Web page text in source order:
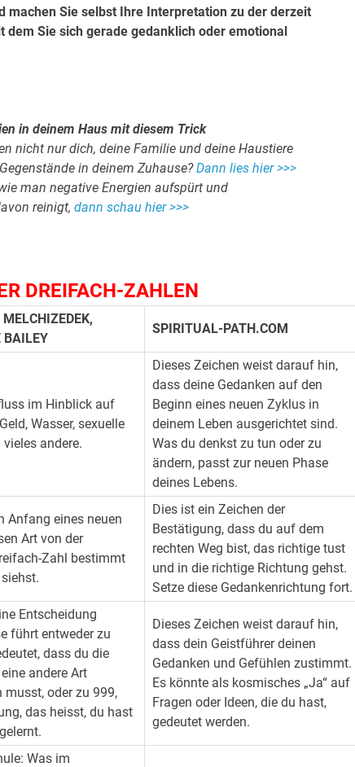
machen Sie selbst Ihre Interpretation zu der derzeit
Sie sich gerade gedanklich oder emotional
in deinem Haus mit diesem Trick
nicht nur dich, deine Familie und deine Haustiere
in deinem Zuhause?Dann lies hier >>>
man negative Energien aufspürt und
reinigt,dann schau hier >>>
DREIFACH-ZAHLEN
MELCHIZEDEK,
BAILEY
SPIRITUAL-PATH.COM
im Hinblick auf
Wasser, sexuelle
vieles andere.
Dieses Zeichen weist darauf hin,
dass deine Gedanken auf den
Beginn eines neuen Zyklus in
deinem Leben ausgerichtet sind.
Was du denkst zu tun oder zu
ändern, passt zur neuen Phase
deines Lebens.
Anfang eines neuen
Art von der
Zahl bestimmt
Dies ist ein Zeichen der
Bestätigung, dass du auf dem
rechten Weg bist, das richtige tust
und in die richtige Richtung gehst.
Setze diese Gedankenrichtung fort.
Entscheidung
führt entweder zu
dass du die
andere Art
musst, oder zu 999,
das heisst, du hast
Dieses Zeichen weist darauf hin,
dass dein Geistführer deinen
Gedanken und Gefühlen zustimmt.
Es könnte als kosmisches „Ja“ auf
Fragen oder Ideen, die du hast,
gedeutet werden.
Was im